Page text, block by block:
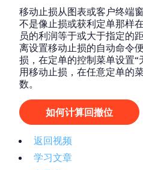
移动止损从图表或客户终端
不是像止损或获利定单那样
员的利润等于或大于指定的
离设置移动止损的自动命令
损，在定单的控制菜单设置“
用移动止损，在任意定单的
数。
如何计算回撤位
返回视频
学习文章